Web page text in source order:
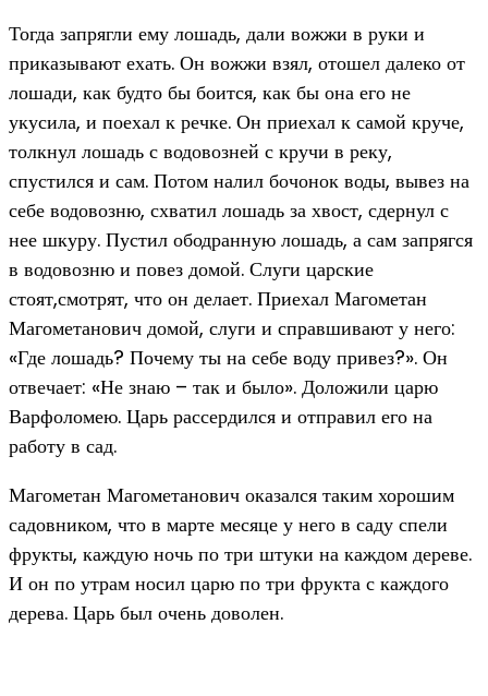
Тогда запрягли ему лошадь, дали вожжи в руки и
приказывают ехать. Он вожжи взял, отошел далеко от
лошади, как будто бы боится, как бы она его не
укусила, и поехал к речке. Он приехал к самой круче,
толкнул лошадь с водовозней с кручи в реку,
спустился и сам. Потом налил бочонок воды, вывез на
себе водовозню, схватил лошадь за хвост, сдернул с
нее шкуру. Пустил ободранную лошадь, а сам запрягся
в водовозню и повез домой. Слуги царские
стоят,смотрят, что он делает. Приехал Магометан
Магометанович домой, слуги и справшивают у него:
«Где лошадь? Почему ты на себе воду привез?». Он
отвечает: «Не знаю – так и было». Доложили царю
Варфоломею. Царь рассердился и отправил его на
работу в сад.
Магометан Магометанович оказался таким хорошим
садовником, что в марте месяце у него в саду спели
фрукты, каждую ночь по три штуки на каждом дереве.
И он по утрам носил царю по три фрукта с каждого
дерева. Царь был очень доволен.